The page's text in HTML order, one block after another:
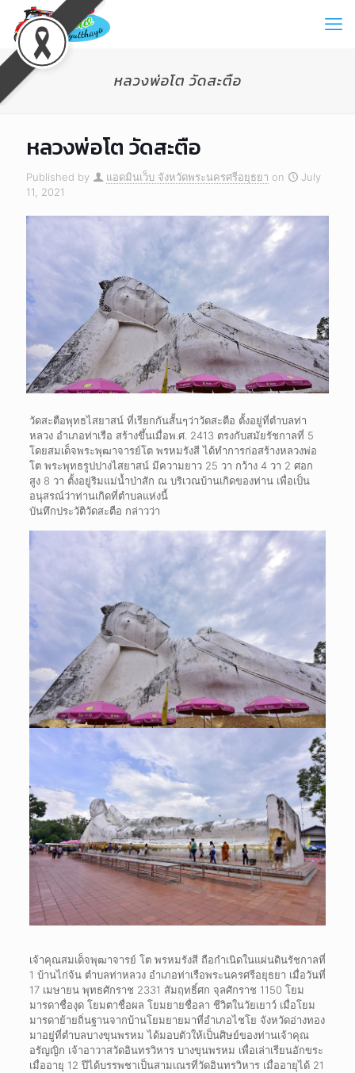
หลวงพ่อโต วัดสะตือ
หลวงพ่อโต วัดสะตือ
Published by แอดมินเว็บ จังหวัดพระนครศรีอยุธยา on
July
11, 2021
วัดสะตือพุทธไสยาสน์ ที่เรียกกันสั้นๆว่าวัดสะตือ ตั้งอยู่ที่ตำบลท่า
หลวง อำเภอท่าเรือ สร้างขึ้นเมื่อพ.ศ. 2413 ตรงกับสมัยรัชกาลที่ 5
โดยสมเด็จพระพุฒาจารย์โต พรหมรังสี ได้ทำการก่อสร้างหลวงพ่อ
โต พระพุทธรูปปางไสยาสน์ มีความยาว 25 วา กว้าง 4 วา 2 ศอก
สูง 8 วา ตั้งอยู่ริมแม่น้ำป่าสัก ณ บริเวณบ้านเกิดของท่าน เพื่อเป็น
อนุสรณ์ว่าท่านเกิดที่ตำบลแห่งนี้
บันทึกประวัติวัดสะตือ กล่าวว่า
เจ้าคุณสมเด็จพุฒาจารย์ โต พรหมรังสี ถือกำเนิดในแผ่นดินรัชกาลที่
1 บ้านไก่จ้น ตำบลท่าหลวง อำเภอท่าเรือพระนครศรีอยุธยา เมื่อวันที่
17 เมษายน พุทธศักราช 2331 สัมฤทธิ์ศก จุลศักราช 1150 โยม
มารดาชื่องุด โยมตาชื่อผล โยมยายชื่อลา ชีวิตในวัยเยาว์ เมื่อโยม
มารดาย้ายถิ่นฐานจากบ้านโยมยายมาที่อำเภอไชโย จังหวัดอ่างทอง
มาอยู่ที่ตำบลบางขุนพรหม ได้มอบตัวให้เป็นศิษย์ของท่านเจ้าคุณ
อรัญญิก เจ้าอาวาสวัดอินทรวิหาร บางขุนพรหม เพื่อเล่าเรียนอักขระ
เมื่ออายุ 12 ปีได้บรรพชาเป็นสามเณรที่วัดอินทรวิหาร เมื่ออายุได้ 21